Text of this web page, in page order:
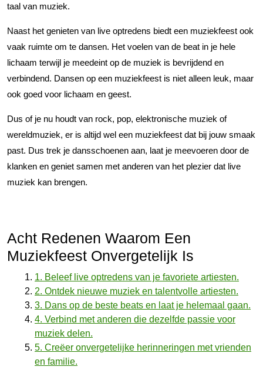
taal van muziek.
Naast het genieten van live optredens biedt een muziekfeest ook
vaak ruimte om te dansen. Het voelen van de beat in je hele
lichaam terwijl je meedeint op de muziek is bevrijdend en
verbindend. Dansen op een muziekfeest is niet alleen leuk, maar
ook goed voor lichaam en geest.
Dus of je nu houdt van rock, pop, elektronische muziek of
wereldmuziek, er is altijd wel een muziekfeest dat bij jouw smaak
past. Dus trek je dansschoenen aan, laat je meevoeren door de
klanken en geniet samen met anderen van het plezier dat live
muziek kan brengen.
Acht Redenen Waarom Een
Muziekfeest Onvergetelijk Is
1. Beleef live optredens van je favoriete artiesten.
2. Ontdek nieuwe muziek en talentvolle artiesten.
3. Dans op de beste beats en laat je helemaal gaan.
4. Verbind met anderen die dezelfde passie voor
muziek delen.
5. Creëer onvergetelijke herinneringen met vrienden
en familie.